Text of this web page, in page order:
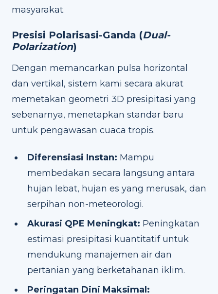
masyarakat.
Presisi Polarisasi-Ganda (Dual-
Polarization)
Dengan memancarkan pulsa horizontal
dan vertikal, sistem kami secara akurat
memetakan geometri 3D presipitasi yang
sebenarnya, menetapkan standar baru
untuk pengawasan cuaca tropis.
Diferensiasi Instan: Mampu
membedakan secara langsung antara
hujan lebat, hujan es yang merusak, dan
serpihan non-meteorologi.
Akurasi QPE Meningkat: Peningkatan
estimasi presipitasi kuantitatif untuk
mendukung manajemen air dan
pertanian yang berketahanan iklim.
Peringatan Dini Maksimal: